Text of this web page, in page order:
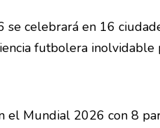
celebrará en 16
futbolera inolvidable